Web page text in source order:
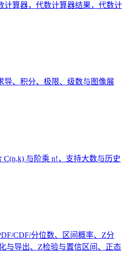
计算器，代数计算器结果，代数计
导、积分、极限、级数与图像展
C(n,k) 与阶乘 n!，支持大数与历史
CDF/分位数、区间概率、Z分
与导出、Z检验与置信区间、正态